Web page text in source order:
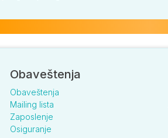
Obaveštenja
Obaveštenja
Mailing lista
Zaposlenje
Osiguranje